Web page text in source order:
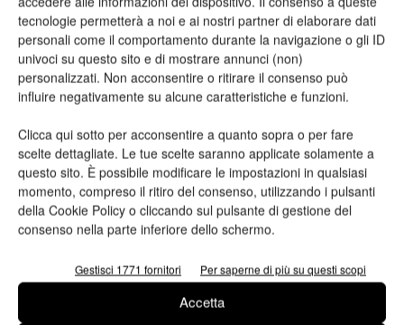
tecnologie permetterà a noi e ai nostri partner di elaborare dati
personali come il comportamento durante la navigazione o gli ID
univoci su questo sito e di mostrare annunci (non)
personalizzati. Non acconsentire o ritirare il consenso può
influire negativamente su alcune caratteristiche e funzioni.
Clicca qui sotto per acconsentire a quanto sopra o per fare
scelte dettagliate. Le tue scelte saranno applicate solamente a
questo sito. È possibile modificare le impostazioni in qualsiasi
momento, compreso il ritiro del consenso, utilizzando i pulsanti
della Cookie Policy o cliccando sul pulsante di gestione del
consenso nella parte inferiore dello schermo.
Gestisci 1771 fornitori Per saperne di più su questi scopi
Accetta
TAG Cnosfap pillitteri s day
Articolo precedente
Grafiche Milani festeggia 110
Prossimo articolo
Oscar dell’imballaggio: i